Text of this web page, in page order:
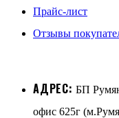
Прайс-лист
Отзывы
АДРЕС: БП
офис 625г